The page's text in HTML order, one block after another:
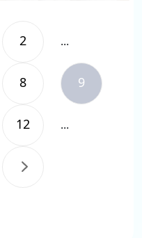
2 ...
8 9
12 ...